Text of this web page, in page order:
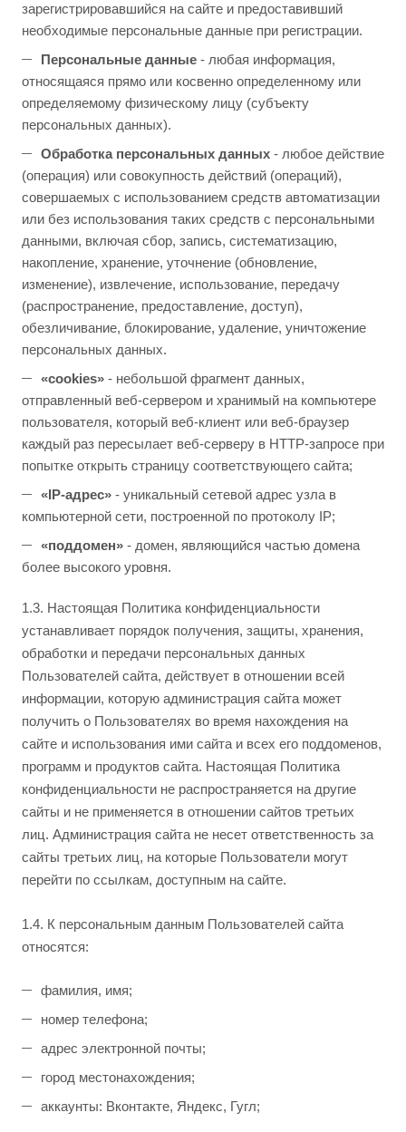
зарегистрировавшийся на сайте и предоставивший
необходимые персональные данные при регистрации.
Персональные данные - любая информация,
относящаяся прямо или косвенно определенному или
определяемому физическому лицу (субъекту
персональных данных).
Обработка персональных данных - любое действие
(операция) или совокупность действий (операций),
совершаемых с использованием средств автоматизации
или без использования таких средств с персональными
данными, включая сбор, запись, систематизацию,
накопление, хранение, уточнение (обновление,
изменение), извлечение, использование, передачу
(распространение, предоставление, доступ),
обезличивание, блокирование, удаление, уничтожение
персональных данных.
«сookies» - небольшой фрагмент данных,
отправленный веб-сервером и хранимый на компьютере
пользователя, который веб-клиент или веб-браузер
каждый раз пересылает веб-серверу в НТТР-запросе при
попытке открыть страницу соответствующего сайта;
«ІР-адрес» - уникальный сетевой адрес узла в
компьютерной сети, построенной по протоколу ІР;
«поддомен» - домен, являющийся частью домена
более высокого уровня.
1.3. Настоящая Политика конфиденциальности
устанавливает порядок получения, защиты, хранения,
обработки и передачи персональных данных
Пользователей сайта, действует в отношении всей
информации, которую администрация сайта может
получить о Пользователях во время нахождения на
сайте и использования ими сайта и всех его поддоменов,
программ и продуктов сайта. Настоящая Политика
конфиденциальности не распространяется на другие
сайты и не применяется в отношении сайтов третьих
лиц. Администрация сайта не несет ответственность за
сайты третьих лиц, на которые Пользователи могут
перейти по ссылкам, доступным на сайте.
1.4. К персональным данным Пользователей сайта
относятся:
фамилия, имя;
номер телефона;
адрес электронной почты;
город местонахождения;
аккаунты: Вконтакте, Яндекс, Гугл;